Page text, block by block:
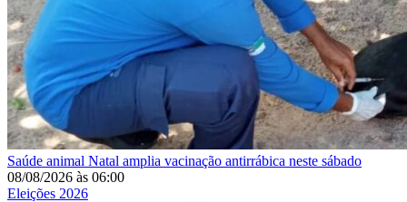
Saúde animal Natal amplia vacinação antirrábica neste sábado
08/08/2026 às 06:00
Eleições 2026